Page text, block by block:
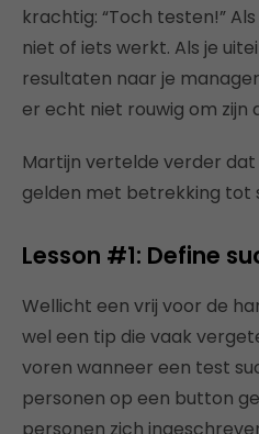
krachtig: “Toch testen!”
niet of iets werkt. Als je
resultaten naar je
er echt niet rouwig om zijn
Martijn vertelde verder
gelden met betrekking tot
Lesson #1: Define
Wellicht een vrij voor de
wel een tip die vaak
voren wanneer een test
personen op een button
personen zich